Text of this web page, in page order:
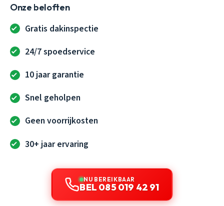
Onze beloften
Gratis dakinspectie
24/7 spoedservice
10 jaar garantie
Snel geholpen
Geen voorrijkosten
30+ jaar ervaring
NU BEREIKBAAR
BEL 085 019 42 91